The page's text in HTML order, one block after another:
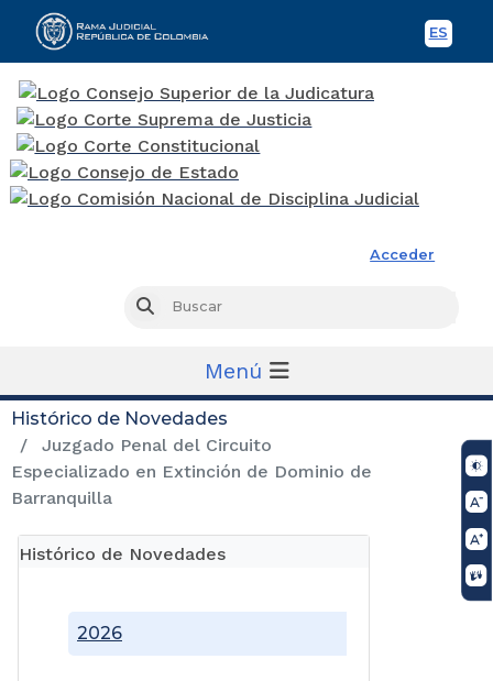
ES
Acceder
Buscar
Menú
Histórico de Novedades
Juzgado Penal del Circuito
Especializado en Extinción de Dominio de
Barranquilla
Histórico de Novedades
2026